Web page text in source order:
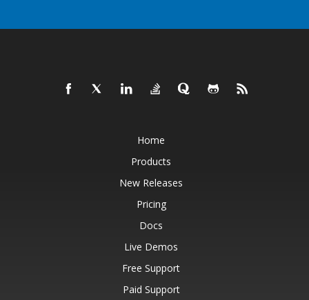
Home
Products
New Releases
Pricing
Docs
Live Demos
Free Support
Paid Support